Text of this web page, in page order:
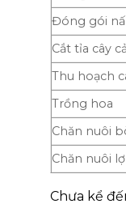
Đóng gói
Cắt tỉa cây
Thu hoạch
Trồng hoa
Chăn nuôi
Chăn nuôi
Chưa kể